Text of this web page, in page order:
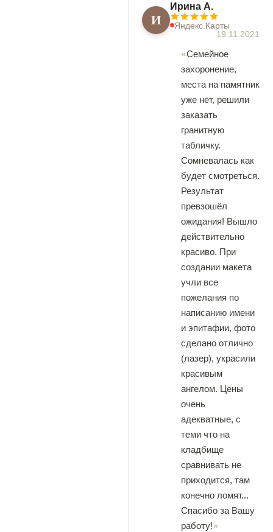
И
Ирина А.
Яндекс.Карты
19.11.2021
Семейное
захоронение,
места на памятник
уже нет, решили
заказать
гранитную
табличку.
Сомневалась как
будет смотреться.
Результат
превзошёл
ожидания! Вышло
действительно
красиво. При
создании макета
учли все
пожелания по
написанию имени
и эпитафии, фото
сделано отлично
(лазер), украсили
красивым
ангелом. Цены
очень
адекватные, с
теми что на
кладбище
сравнивать не
приходится, там
конечно ломят...
Спасибо за Вашу
работу!